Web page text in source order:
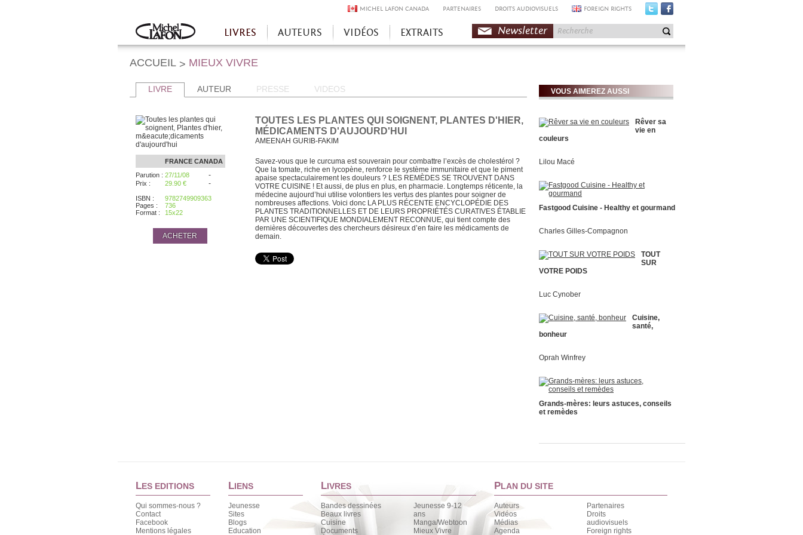
MICHEL LAFON CANADA PARTENAIRES DROITS AUDIOVISUELS FOREIGN RIGHTS
Accueil
LIVRES AUTEURS VIDÉOS EXTRAITS Newsletter
ACCUEIL > MIEUX VIVRE
LIVRE AUTEUR PRESSE VIDEOS
FRANCE CANADA
Parution : 27/11/08 -
Prix : 29.90 € -
ISBN :
9782749909363
Pages :
736
Format :
15x22
ACHETER
TOUTES LES PLANTES QUI SOIGNENT, PLANTES D'HIER,
MÉDICAMENTS D'AUJOURD'HUI
AMEENAH GURIB-FAKIM
Savez-vous que le curcuma est souverain pour combattre l’excès de cholestérol ?
Que la tomate, riche en lycopène, renforce le système immunitaire et que le piment
apaise spectaculairement les douleurs ? LES REMÈDES SE TROUVENT DANS
VOTRE CUISINE ! Et aussi, de plus en plus, en pharmacie. Longtemps réticente, la
médecine aujourd’hui utilise volontiers les vertus des plantes pour soigner de
nombreuses affections. Voici donc LA PLUS RÉCENTE ENCYCLOPÉDIE DES
PLANTES TRADITIONNELLES ET DE LEURS PROPRIÉTÉS CURATIVES ÉTABLIE
PAR UNE SCIENTIFIQUE MONDIALEMENT RECONNUE, qui tient compte des
dernières découvertes des chercheurs désireux d’en faire les médicaments de
demain.
VOUS AIMEREZ AUSSI
Rêver sa
vie en
couleurs
Lilou Macé
Fastgood Cuisine - Healthy et gourmand
Charles Gilles-Compagnon
TOUT
SUR
VOTRE POIDS
Luc Cynober
Cuisine,
santé,
bonheur
Oprah Winfrey
Grands-mères: leurs astuces, conseils
et remèdes
LES EDITIONS
Qui sommes-nous ?
Contact
Facebook
Mentions légales
LIENS
Jeunesse
Sites
Blogs
Education
LIVRES
Bandes dessinées
Beaux livres
Cuisine
Documents
Jeunesse 9-12
ans
Manga/Webtoon
Mieux Vivre
PLAN DU SITE
Auteurs
Vidéos
Médias
Agenda
Partenaires
Droits
audiovisuels
Foreign rights